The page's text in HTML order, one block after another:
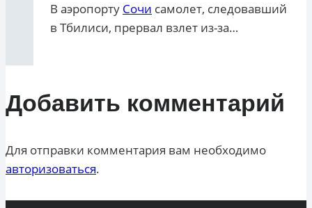
В аэропорту Сочи самолет, следовавший
в Тбилиси, прервал взлет из-за…
Добавить комментарий
Для отправки комментария вам необходимо
авторизоваться.